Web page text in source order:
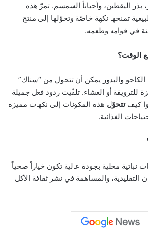
بذر اليقطين، وأحياناً السمسم. تمرّ هذه
تمنحها نكهة خاصّة وتحوّلها إلى منتج
في قوامه وطعمه.
الوقت؟
والبذور يمكن أن تتحول من “سناك”
للترويقة أو العشاء. تلقّيت ردود فعل جميلة
كيفتتحوّل هذه المكونات إلى نكهات مميزة
الغذائية.
نباتية محلية بجودة عالية تكون خياراً صحياً
التقليدية، والمساهمة في نشر ثقافة الأكل